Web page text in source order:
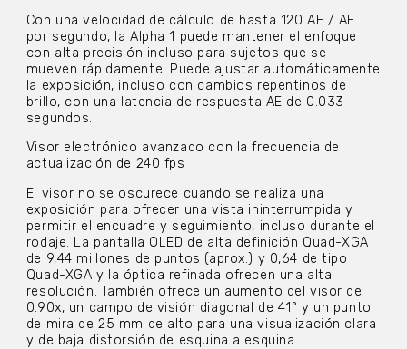
Con una velocidad de cálculo de hasta 120 AF / AE
por segundo, la Alpha 1 puede mantener el enfoque
con alta precisión incluso para sujetos que se
mueven rápidamente. Puede ajustar automáticamente
la exposición, incluso con cambios repentinos de
brillo, con una latencia de respuesta AE de 0.033
segundos.
Visor electrónico avanzado con la frecuencia de
actualización de 240 fps
El visor no se oscurece cuando se realiza una
exposición para ofrecer una vista ininterrumpida y
permitir el encuadre y seguimiento, incluso durante el
rodaje. La pantalla OLED de alta definición Quad-XGA
de 9,44 millones de puntos (aprox.) y 0,64 de tipo
Quad-XGA y la óptica refinada ofrecen una alta
resolución. También ofrece un aumento del visor de
0.90x, un campo de visión diagonal de 41° y un punto
de mira de 25 mm de alto para una visualización clara
y de baja distorsión de esquina a esquina.